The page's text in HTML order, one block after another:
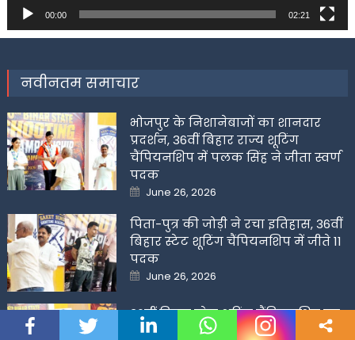
00:00 02:21
नवीनतम समाचार
भोजपुर के निशानेबाजों का शानदार
प्रदर्शन, 36वीं बिहार राज्य शूटिंग
चैंपियनशिप में पलक सिंह ने जीता स्वर्ण
पदक
Posted
on
June 26, 2026
पिता-पुत्र की जोड़ी ने रचा इतिहास, 36वीं
बिहार स्टेट शूटिंग चैंपियनशिप में जीते 11
पदक
Posted
on
June 26, 2026
36वीं बिहार स्टेट शूटिंग चैंपियनशिप का
भव्य समापन, विजेता खिलाडिय़ों को